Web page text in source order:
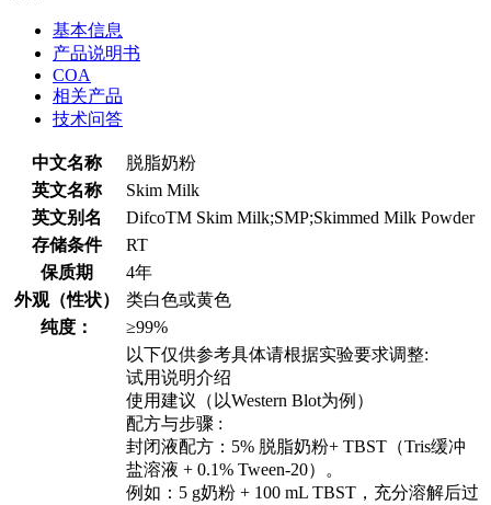
基本信息
产品说明书
COA
相关产品
技术问答
中文名称
脱脂奶粉
英文名称
Skim Milk
英文别名
DifcoTM Skim Milk;SMP;Skimmed Milk Powder
存储条件
RT
保质期
4年
外观（性状）
类白色或黄色
纯度：
≥99%
以下仅供参考具体请根据实验要求调整:
试用说明介绍
使用建议（以Western Blot为例）
配方与步骤 :
封闭液配方：5% 脱脂奶粉+ TBST（Tris缓冲
盐溶液 + 0.1% Tween-20）。
例如：5 g奶粉 + 100 mL TBST，充分溶解后过